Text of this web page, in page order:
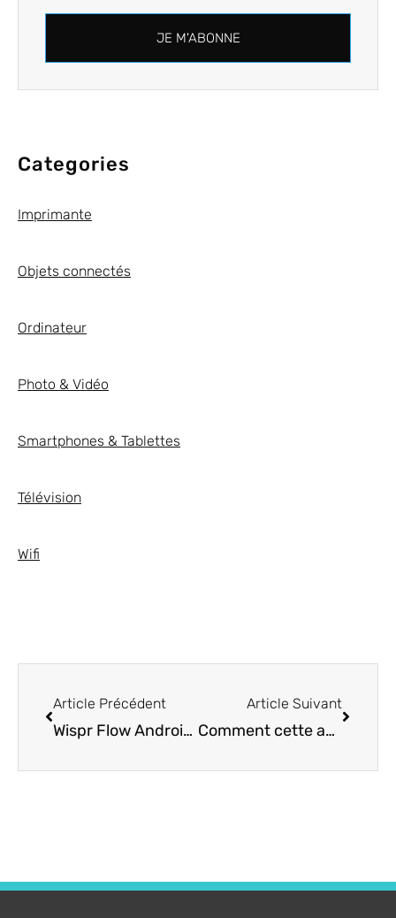
JE M'ABONNE
Categories
Imprimante
Objets connectés
Ordinateur
Photo & Vidéo
Smartphones & Tablettes
Télévision
Wifi
Article Précédent
Wispr Flow Android Hands-On : la meilleure expérience voix-texte à ce jour
Article Suivant
Comment cette application gratuite a transformé le chaos de mes captures d’écran Android en ordre